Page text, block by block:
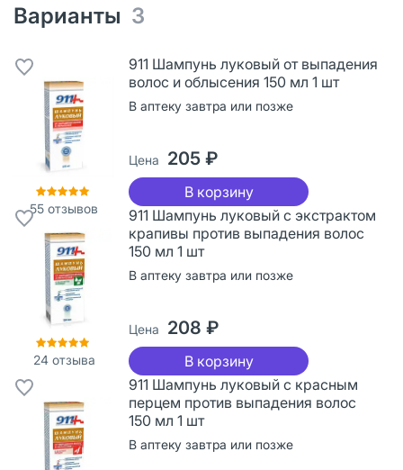
Варианты 3
55 отзывов
911 Шампунь луковый от выпадения
волос и облысения 150 мл 1 шт
В аптеку завтра или позже
Цена 205 ₽
В корзину
24отзыва
911 Шампунь луковый с экстрактом
крапивы против выпадения волос
150 мл 1 шт
В аптеку завтра или позже
Цена 208 ₽
В корзину
911 Шампунь луковый с красным
перцем против выпадения волос
150 мл 1 шт
В аптеку завтра или позже